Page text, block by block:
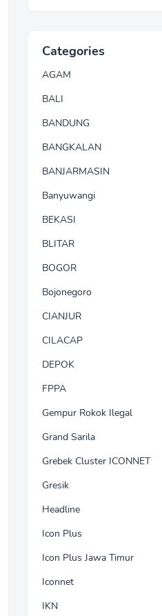
Categories
AGAM
BALI
BANDUNG
BANGKALAN
BANJARMASIN
Banyuwangi
BEKASI
BLITAR
BOGOR
Bojonegoro
CIANJUR
CILACAP
DEPOK
FPPA
Gempur Rokok Ilegal
Grand Sarila
Grebek Cluster ICONNET
Gresik
Headline
Icon Plus
Icon Plus Jawa Timur
Iconnet
IKN